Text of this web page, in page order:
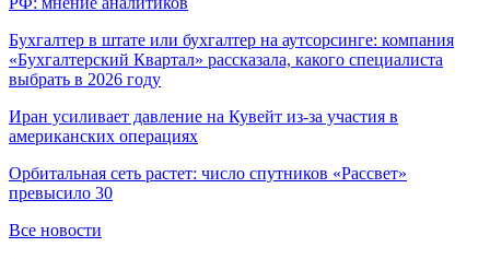
Бухгалтер в штате или бухгалтер на аутсорсинге: компания
«Бухгалтерский Квартал» рассказала, какого специалиста
выбрать в 2026 году
Иран усиливает давление на Кувейт из-за участия в
американских операциях
Орбитальная сеть растет: число спутников «Рассвет»
превысило 30
Все новости